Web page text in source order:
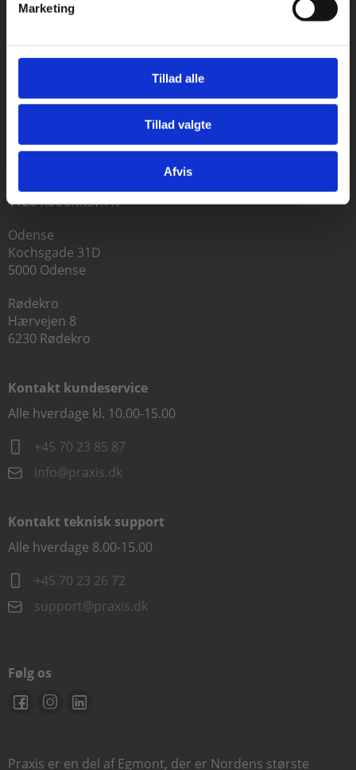
Marketing
Tillad alle
Tillad valgte
Afvis
1120 København K
Odense
Kochsgade 31D
5000 Odense
Rødekro
Hærvejen 8
6230 Rødekro
Kontakt kundeservice
Alle hverdage kl. 10.00-15.00
+45 70 23 85 87
info@praxis.dk
Kontakt teknisk support
Alle hverdage 8.00-15.00
+45 70 23 26 72
support@praxis.dk
Følg os
Praxis er en del af Egmont, der er Nordens største
Gå til praxisOnline